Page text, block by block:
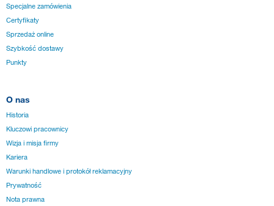
Specjalne zamówienia
Certyfikaty
Sprzedaż online
Szybkość dostawy
Punkty
O nas
Historia
Kluczowi pracownicy
Wizja i misja firmy
Kariera
Warunki handlowe i protokół reklamacyjny
Prywatność
Nota prawna